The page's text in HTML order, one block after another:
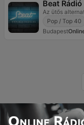
Beat Rádió
Az ütős
Pop / Top 40
Budapest
TOP DALOK